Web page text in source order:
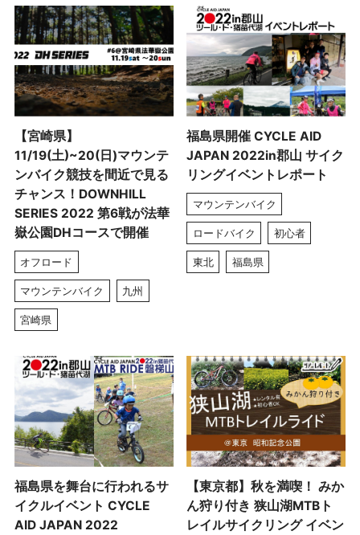
【宮崎県】
11/19(土)~20(日)マウンテ
ンバイク競技を間近で見る
チャンス！DOWNHILL
SERIES 2022 第6戦が法華
嶽公園DHコースで開催
オフロード
マウンテンバイク 九州
宮崎県
福島県開催 CYCLE AID
JAPAN 2022in郡山 サイク
リングイベントレポート
マウンテンバイク
ロードバイク 初心者
東北 福島県
福島県を舞台に行われるサ
イクルイベント CYCLE
AID JAPAN 2022
【東京都】秋を満喫！ みか
ん狩り付き 狭山湖MTBト
レイルサイクリング イベン